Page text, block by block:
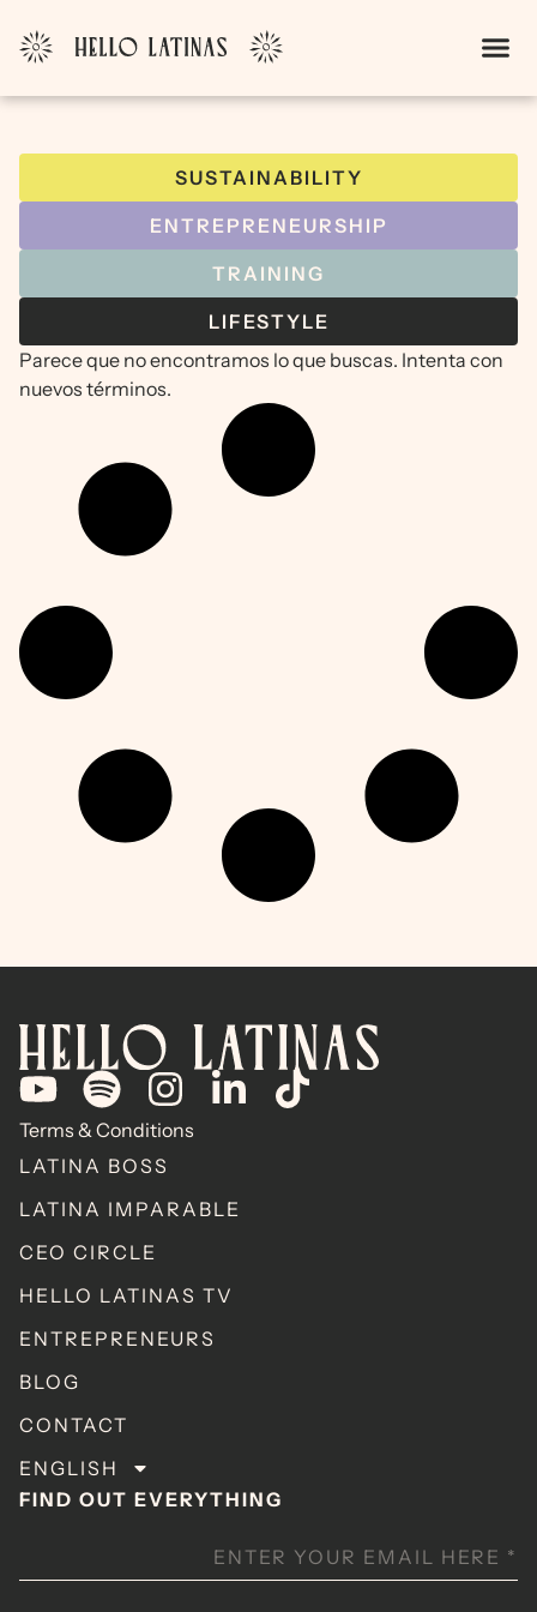
SUSTAINABILITY
ENTREPRENEURSHIP
TRAINING
LIFESTYLE
Parece que no encontramos lo que buscas. Intenta con
nuevos términos.
Terms & Conditions
LATINA BOSS
LATINA IMPARABLE
CEO CIRCLE
HELLO LATINAS TV
ENTREPRENEURS
BLOG
CONTACT
ENGLISH
FIND OUT EVERYTHING
ENTER YOUR EMAIL HERE *